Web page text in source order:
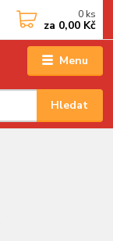
Menu
Hledat
0 ks
za 0,00 Kč